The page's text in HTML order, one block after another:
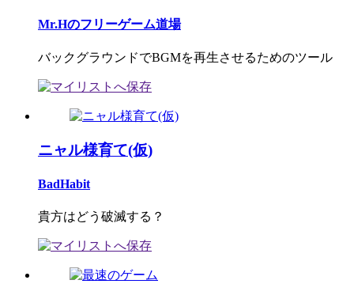
Mr.Hのフリーゲーム道場
バックグラウンドでBGMを再生させるためのツール
ニャル様育て(仮)
BadHabit
貴方はどう破滅する？